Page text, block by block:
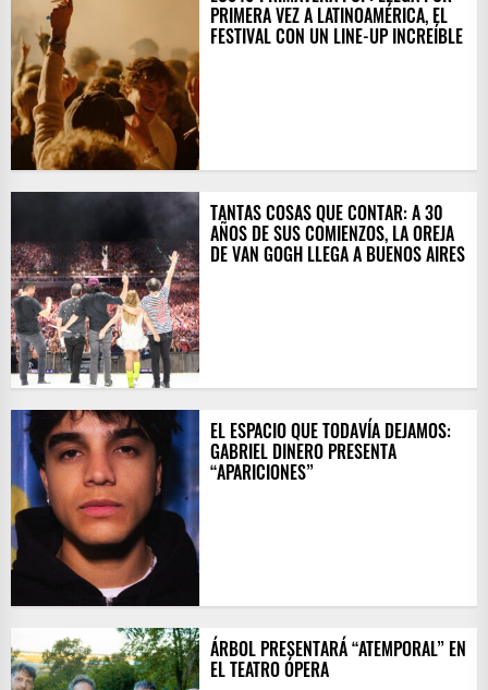
PRIMERA VEZ A LATINOAMÉRICA, EL
FESTIVAL CON UN LINE-UP INCREÍBLE
TANTAS COSAS QUE CONTAR: A 30
AÑOS DE SUS COMIENZOS, LA OREJA
DE VAN GOGH LLEGA A BUENOS AIRES
EL ESPACIO QUE TODAVÍA DEJAMOS:
GABRIEL DINERO PRESENTA
“APARICIONES”
ÁRBOL PRESENTARÁ “ATEMPORAL” EN
EL TEATRO ÓPERA